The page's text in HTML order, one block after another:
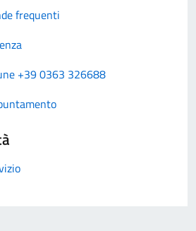
frequenti
+39 0363 326688